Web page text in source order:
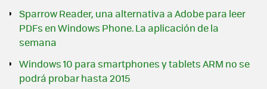
Sparrow Reader, una alternativa a Adobe para leer
PDFs en Windows Phone. La aplicación de la
semana
Windows 10 para smartphones y tablets ARM no se
podrá probar hasta 2015